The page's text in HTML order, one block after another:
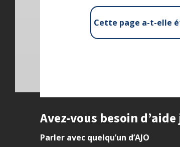
Cette page a-t-elle
Site footer
Avez-vous besoin
Parler avec quelqu’un d’AJO